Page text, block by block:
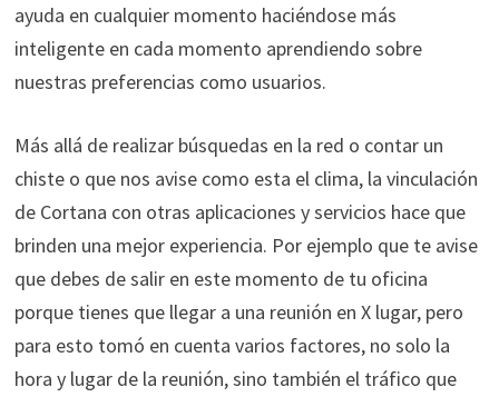
ayuda en cualquier momento haciéndose más
inteligente en cada momento aprendiendo sobre
nuestras preferencias como usuarios.
Más allá de realizar búsquedas en la red o contar un
chiste o que nos avise como esta el clima, la vinculación
de Cortana con otras aplicaciones y servicios hace que
brinden una mejor experiencia. Por ejemplo que te avise
que debes de salir en este momento de tu oficina
porque tienes que llegar a una reunión en X lugar, pero
para esto tomó en cuenta varios factores, no solo la
hora y lugar de la reunión, sino también el tráfico que